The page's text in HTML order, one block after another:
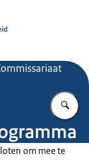
om mee te